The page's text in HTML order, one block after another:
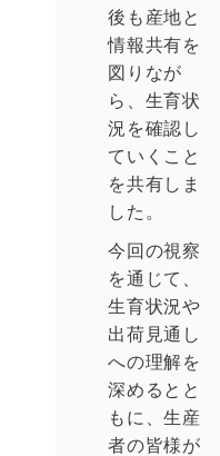
後も産地と
情報共有を
図りなが
ら、生育状
況を確認し
ていくこと
を共有しま
した。
今回の視察
を通じて、
生育状況や
出荷見通し
への理解を
深めるとと
もに、生産
者の皆様が